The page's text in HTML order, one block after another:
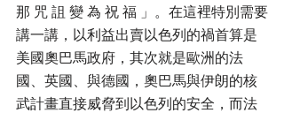
那 咒 詛 變 為 祝 福 」。在這裡特別需要
講一講，以利益出賣以色列的禍首算是
美國奧巴馬政府，其次就是歐洲的法
國、英國、與德國，奧巴馬與伊朗的核
武計畫直接威脅到以色列的安全，而法